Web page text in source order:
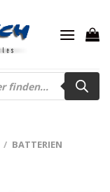
/ BATTERIEN